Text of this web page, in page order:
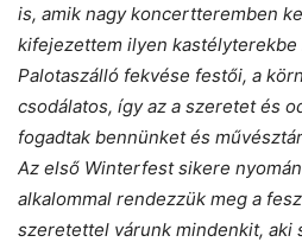
is, amik nagy koncertteremben
kifejezettem ilyen kastélyterekbe
Palotaszálló fekvése festői, a
csodálatos, így az a szeretet és
fogadtak bennünket és
Az első Winterfest sikere
alkalommal rendezzük meg a
szeretettel várunk mindenkit, aki